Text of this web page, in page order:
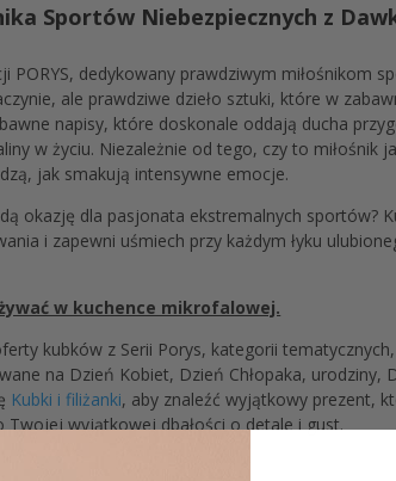
Sportów Niebezpiecznych z
PORYS, dedykowany prawdziwym miłośnikom
ale prawdziwe dzieło sztuki, które w
napisy, które doskonale oddają ducha
w życiu. Niezależnie od tego, czy to miłośnik
jak smakują intensywne emocje.
okazję dla pasjonata ekstremalnych sportów?
i zapewni uśmiech przy każdym łyku
w kuchence mikrofalowej.
kubków z Serii Porys, kategorii
na Dzień Kobiet, Dzień Chłopaka,
Kubki i filiżanki, aby znaleźć wyjątkowy prezent,
wyjątkowej dbałości o detale i gust.